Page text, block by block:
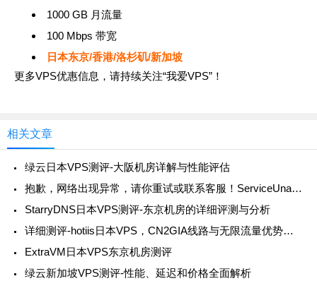
1000 GB 月流量
100 Mbps 带宽
日本东京/香港/洛杉矶/新加坡
更多VPS优惠信息，请持续关注“我爱VPS”！
相关文章
绿云日本VPS测评-大阪机房详解与性能评估
抱歉，网络出现异常，请你重试或联系客服！ServiceUnavailable
StarryDNS日本VPS测评-东京机房的详细评测与分析
详细测评-hotiis日本VPS，CN2GIA线路与无限流量优势并存
ExtraVM日本VPS东京机房测评
绿云新加坡VPS测评-性能、延迟和价格全面解析